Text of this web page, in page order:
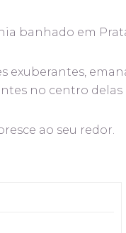
banhado em
no centro
ao seu redor.